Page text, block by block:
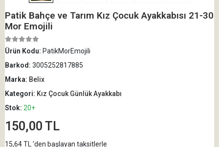
Patik Bahçe ve Tarım Kız Çocuk Ayakkabısı 21-30
Mor Emojili
Ürün Kodu: PatikMorEmojili
Barkod: 3005252817885
Marka: Belix
Kategori: Kız Çocuk Günlük Ayakkabı
Stok: 20+
150,00 TL
15,64 TL 'den başlayan taksitlerle